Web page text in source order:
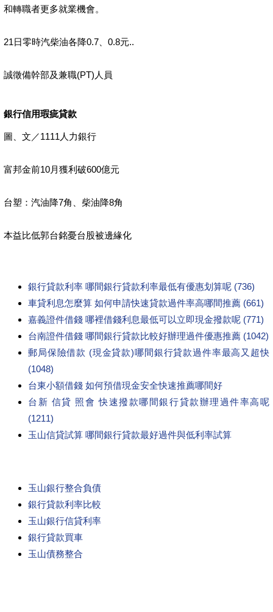
和轉職者更多就業機會。
21日零時汽柴油各降0.7、0.8元..
誠徵備幹部及兼職(PT)人員
銀行信用瑕疵貸款
圖、文／1111人力銀行
富邦金前10月獲利破600億元
台塑：汽油降7角、柴油降8角
本益比低郭台銘憂台股被邊緣化
銀行貸款利率 哪間銀行貸款利率最低有優惠划算呢 (736)
車貸利息怎麼算 如何申請快速貸款過件率高哪間推薦 (661)
嘉義證件借錢 哪裡借錢利息最低可以立即現金撥款呢 (771)
台南證件借錢 哪間銀行貸款比較好辦理過件優惠推薦 (1042)
郵局保險借款 (現金貸款)哪間銀行貸款過件率最高又超快
(1048)
台東小額借錢 如何預借現金安全快速推薦哪間好
台新 信貸 照會 快速撥款哪間銀行貸款辦理過件率高呢
(1211)
玉山信貸試算 哪間銀行貸款最好過件與低利率試算
玉山銀行整合負債
銀行貸款利率比較
玉山銀行信貸利率
銀行貸款買車
玉山債務整合